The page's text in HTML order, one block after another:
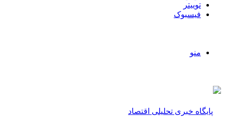
توییتر
فیسبوک
منو